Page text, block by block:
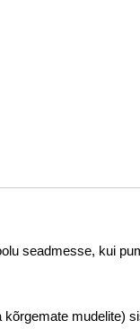
seadmesse, kui
kõrgemate mudelite)